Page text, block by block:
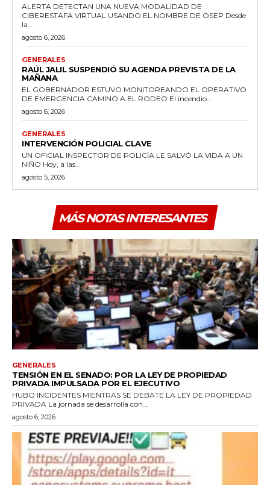
ALERTA DETECTAN UNA NUEVA MODALIDAD DE
CIBERESTAFA VIRTUAL USANDO EL NOMBRE DE OSEP Desde
la...
agosto 6, 2026
GENERALES
RAÚL JALIL SUSPENDIÓ SU AGENDA PREVISTA DE LA
MAÑANA
EL GOBERNADOR ESTUVO MONITOREANDO EL OPERATIVO
DE EMERGENCIA CAMINO A EL RODEO El incendio...
agosto 6, 2026
GENERALES
INTERVENCIÓN POLICIAL CLAVE
UN OFICIAL INSPECTOR DE POLICÍA LE SALVÓ LA VIDA A UN
NIÑO Hoy, a las...
agosto 5, 2026
MÁS NOTAS INTERESANTES
GENERALES
TENSIÓN EN EL SENADO: POR LA LEY DE PROPIEDAD
PRIVADA IMPULSADA POR EL EJECUTIVO
HUBO INCIDENTES MIENTRAS SE DEBATE LA LEY DE PROPIEDAD
PRIVADA La jornada se desarrolla con...
agosto 6, 2026